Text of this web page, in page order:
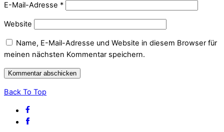
E-Mail-Adresse *
Website
Name, E-Mail-Adresse und Website in diesem Browser für
meinen nächsten Kommentar speichern.
Back To Top